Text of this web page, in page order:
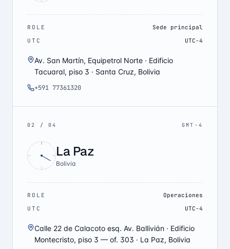
ROLE
Sede principal
UTC
UTC-4
Av. San Martín, Equipetrol Norte · Edificio
Tacuaral, piso 3 · Santa Cruz, Bolivia
+591 77361320
02 /04 GMT-4
La Paz
Bolivia
ROLE
Operaciones
UTC
UTC-4
Calle 22 de Calacoto esq. Av. Ballivián · Edificio
Montecristo, piso 3 — of. 303 · La Paz, Bolivia